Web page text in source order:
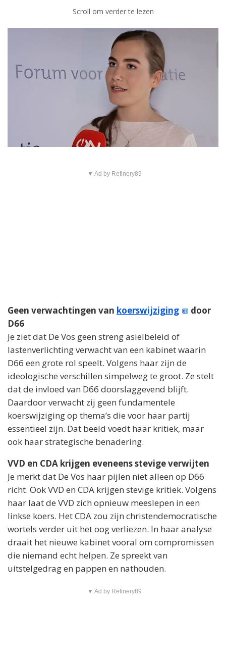
Scroll om verder te lezen
▼ Ad by Refinery89
Geen verwachtingen van koerswijziging
door
D66
Je ziet dat De Vos geen streng asielbeleid of
lastenverlichting verwacht van een kabinet waarin
D66 een grote rol speelt. Volgens haar zijn de
ideologische verschillen simpelweg te groot. Ze stelt
dat de invloed van D66 doorslaggevend blijft.
Daardoor verwacht zij geen fundamentele
koerswijziging op thema’s die voor haar partij
essentieel zijn. Dat beeld voedt haar kritiek, maar
ook haar strategische benadering.
VVD en CDA krijgen eveneens stevige verwijten
Je merkt dat De Vos haar pijlen niet alleen op D66
richt. Ook VVD en CDA krijgen stevige kritiek. Volgens
haar laat de VVD zich opnieuw meeslepen in een
linkse koers. Het CDA zou zijn christendemocratische
wortels verder uit het oog verliezen. In haar analyse
draait het nieuwe kabinet vooral om compromissen
die niemand echt helpen. Ze spreekt van
uitstelgedrag en pappen en nathouden.
▼ Ad by Refinery89